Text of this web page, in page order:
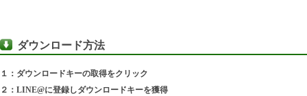
ダウンロード方法
１：ダウンロードキーの取得をクリック
２：LINE@に登録しダウンロードキーを獲得